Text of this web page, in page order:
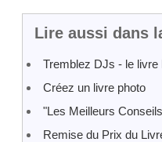
Lire aussi dans
Tremblez DJs - le livre
Créez un livre photo
"Les Meilleurs
Remise du Prix du